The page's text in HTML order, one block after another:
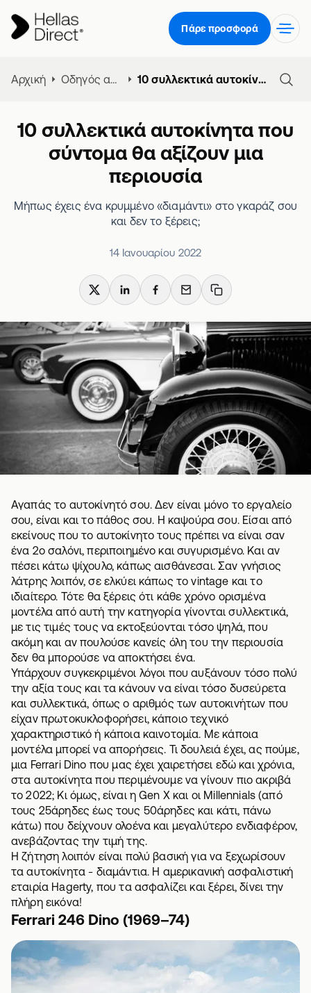
Πάρε προσφορά
Αρχική Οδηγός αγοράς αυτοκινήτου 10 συλλεκτικά αυτοκίνητα που σύντομα θα αξίζουν μια περιουσία
10 συλλεκτικά αυτοκίνητα που
σύντομα θα αξίζουν μια
περιουσία
Μήπως έχεις ένα κρυμμένο «διαμάντι» στο γκαράζ σου
και δεν το ξέρεις;
14 Ιανουαρίου 2022
X LinkedInFacebook
Email Copy link
Αγαπάς το αυτοκίνητό σου. Δεν είναι μόνο το εργαλείο
σου, είναι και το πάθος σου. Η καψούρα σου. Είσαι από
εκείνους που το αυτοκίνητο τους πρέπει να είναι σαν
ένα 2ο σαλόνι, περιποιημένο και συγυρισμένο. Και αν
πέσει κάτω ψίχουλο, κάπως αισθάνεσαι. Σαν γνήσιος
λάτρης λοιπόν, σε ελκύει κάπως το vintage και το
ιδιαίτερο. Τότε θα ξέρεις ότι κάθε χρόνο ορισμένα
μοντέλα από αυτή την κατηγορία γίνονται συλλεκτικά,
με τις τιμές τους να εκτοξεύονται τόσο ψηλά, που
ακόμη και αν πουλούσε κανείς όλη του την περιουσία
δεν θα μπορούσε να αποκτήσει ένα.
Υπάρχουν συγκεκριμένοι λόγοι που αυξάνουν τόσο πολύ
την αξία τους και τα κάνουν να είναι τόσο δυσεύρετα
και συλλεκτικά, όπως ο αριθμός των αυτοκινήτων που
είχαν πρωτοκυκλοφορήσει, κάποιο τεχνικό
χαρακτηριστικό ή κάποια καινοτομία. Με κάποια
μοντέλα μπορεί να απορήσεις. Τι δουλειά έχει, ας πούμε,
μια Ferrari Dino που μας έχει χαιρετήσει εδώ και χρόνια,
στα αυτοκίνητα που περιμένουμε να γίνουν πιο ακριβά
το 2022; Κι όμως, είναι η Gen X και οι Millennials (από
τους 25άρηδες έως τους 50άρηδες και κάτι, πάνω
κάτω) που δείχνουν ολοένα και μεγαλύτερο ενδιαφέρον,
ανεβάζοντας την τιμή της.
Η ζήτηση λοιπόν είναι πολύ βασική για να ξεχωρίσουν
τα αυτοκίνητα - διαμάντια. Η αμερικανική ασφαλιστική
εταιρία Hagerty, που τα ασφαλίζει και ξέρει, δίνει την
πλήρη εικόνα!
Ferrari 246 Dino (1969–74)